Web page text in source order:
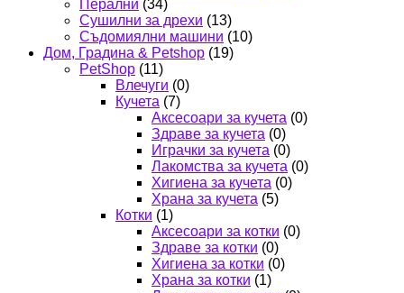
Перални (34)
Сушилни за дрехи (13)
Съдомиялни машини (10)
Дом, Градина & Petshop (19)
PetShop (11)
Влечуги (0)
Кучета (7)
Аксесоари за кучета (0)
Здраве за кучета (0)
Играчки за кучета (0)
Лакомства за кучета (0)
Хигиена за кучета (0)
Храна за кучета (5)
Котки (1)
Аксесоари за котки (0)
Здраве за котки (0)
Хигиена за котки (0)
Храна за котки (1)